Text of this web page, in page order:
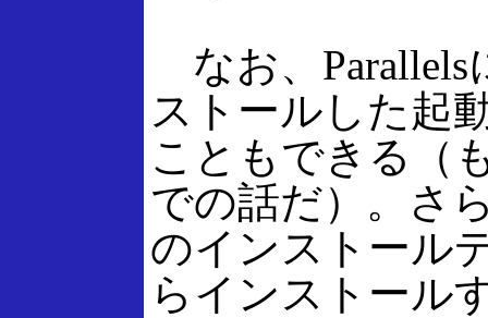
なお、Parallels
ストールした起
こともできる（
での話だ）。さ
のインストール
らインストール